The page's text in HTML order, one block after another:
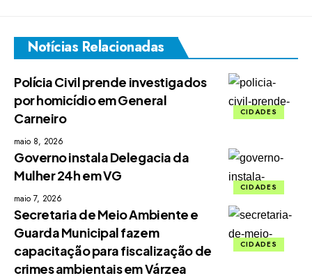
Notícias Relacionadas
CIDADES
Polícia Civil prende investigados
por homicídio em General
Carneiro
maio 8, 2026
CIDADES
Governo instala Delegacia da
Mulher 24h em VG
maio 7, 2026
CIDADES
Secretaria de Meio Ambiente e
Guarda Municipal fazem
capacitação para fiscalização de
crimes ambientais em Várzea